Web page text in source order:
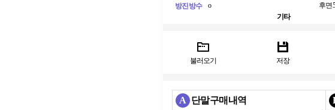
방진방수 o 후면
기타
불러오기 저장
A 단말구매내역